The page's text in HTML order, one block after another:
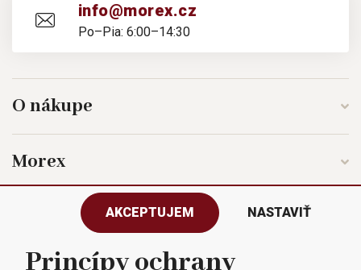
info@morex.cz
Po–Pia: 6:00–14:30
O nákupe
Morex
Sledujte nás
AKCEPTUJEM NASTAVIŤ
Princípy ochrany